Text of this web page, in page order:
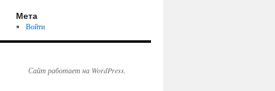
Мета
Войти
Сайт работает на WordPress.